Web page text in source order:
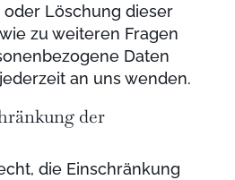
Löschung dieser
zu weiteren Fragen
Daten
an uns wenden.
der
die Einschränkung